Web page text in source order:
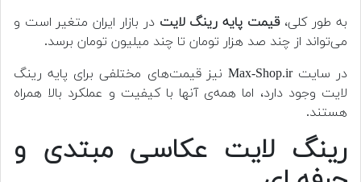
به طور کلی،قیمت پایه رینگ لایت در بازار ایران متغیر است و
می‌تواند از چند صد هزار تومان تا چند میلیون تومان برسد.
در سایت Max-Shop.ir نیز قیمت‌های مختلفی برای پایه رینگ
لایت وجود دارد، اما همه‌ی آنها با کیفیت و عملکرد بالا همراه
هستند.
رینگ لایت عکاسی مبتدی و